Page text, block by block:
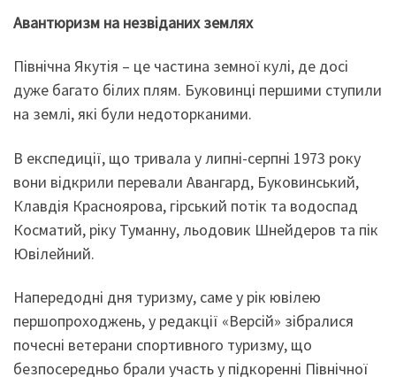
Авантюризм на незвіданих землях
Північна Якутія – це частина земної кулі, де досі
дуже багато білих плям. Буковинці першими ступили
на землі, які були недоторканими.
В експедиції, що тривала у липні-серпні 1973 року
вони відкрили перевали Авангард, Буковинський,
Клавдія Красноярова, гірський потік та водоспад
Косматий, ріку Туманну, льодовик Шнейдеров та пік
Ювілейний.
Напередодні дня туризму, саме у рік ювілею
першопроходжень, у редакції «Версій» зібралися
почесні ветерани спортивного туризму, що
безпосередньо брали участь у підкоренні Північної